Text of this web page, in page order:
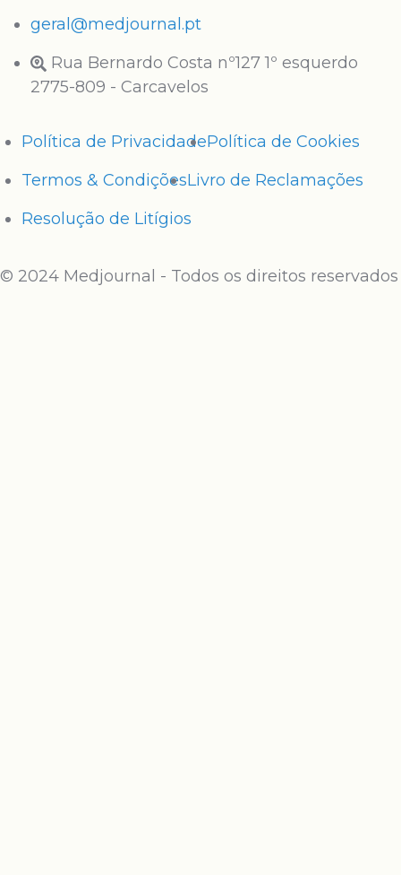
geral@medjournal.pt
Rua Bernardo Costa nº127 1º esquerdo
2775-809 - Carcavelos
Política de PrivacidadePolítica de Cookies
Termos & CondiçõesLivro de Reclamações
Resolução de Litígios
© 2024 Medjournal - Todos os direitos reservados